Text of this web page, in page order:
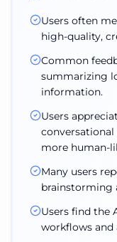
Users often
high-quality,
Common
summarizing
information.
Users
more human-
Many users
brainstorming
Users find the
workflows and